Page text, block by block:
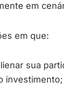
em
em que:
sua
investimento;